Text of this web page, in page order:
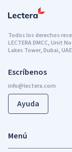
Escríbenos
Ayuda
Todos los derechos
LECTERA DMCC, Unit
Lakes Tower, Dubai,
Menú